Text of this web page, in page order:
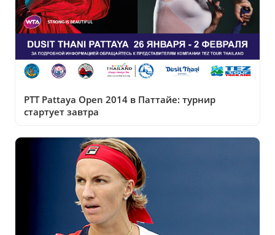
PTT Pattaya Open 2014 в Паттайе: турнир
стартует завтра